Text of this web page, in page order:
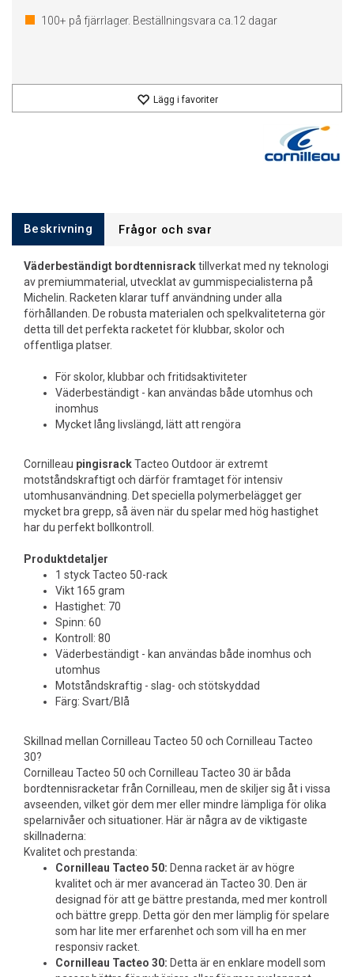
100+ på fjärrlager. Beställningsvara ca. 12 dagar
Lägg i favoriter
Beskrivning Frågor och svar
Väderbeständigt bordtennisracktillverkat med ny teknologi
av premiummaterial, utvecklat av gummispecialisterna på
Michelin. Racketen klarar tuff användning under alla
förhållanden. De robusta materialen och spelkvaliteterna gör
detta till det perfekta racketet för klubbar, skolor och
offentliga platser.
För skolor, klubbar och fritidsaktiviteter
Väderbeständigt - kan användas både utomhus och
inomhus
Mycket lång livslängd, lätt att rengöra
Cornilleau pingisrackTacteo Outdoor är extremt
motståndskraftigt och därför framtaget för intensiv
utomhusanvändning. Det speciella polymerbelägget ger
mycket bra grepp, så även när du spelar med hög hastighet
har du perfekt bollkontroll.
Produktdetaljer
1 styck Tacteo 50-rack
Vikt 165 gram
Hastighet: 70
Spinn: 60
Kontroll: 80
Väderbeständigt - kan användas både inomhus och
utomhus
Motståndskraftig - slag- och stötskyddad
Färg: Svart/Blå
Skillnad mellan Cornilleau Tacteo 50 och Cornilleau Tacteo
30?
Cornilleau Tacteo 50 och Cornilleau Tacteo 30 är båda
bordtennisracketar från Cornilleau, men de skiljer sig åt i vissa
avseenden, vilket gör dem mer eller mindre lämpliga för olika
spelarnivåer och situationer. Här är några av de viktigaste
skillnaderna:
Kvalitet och prestanda:
Cornilleau Tacteo 50: Denna racket är av högre
kvalitet och är mer avancerad än Tacteo 30. Den är
designad för att ge bättre prestanda, med mer kontroll
och bättre grepp. Detta gör den mer lämplig för spelare
som har lite mer erfarenhet och som vill ha en mer
responsiv racket.
Cornilleau Tacteo 30: Detta är en enklare modell som